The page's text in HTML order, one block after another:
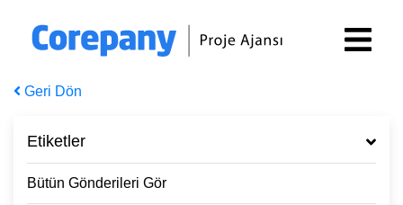
Geri Dön
Etiketler
Bütün Gönderileri Gör